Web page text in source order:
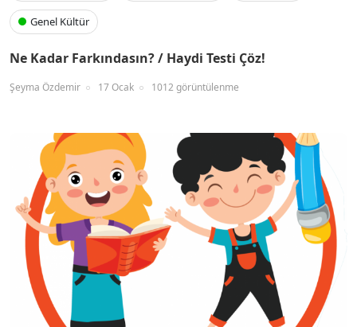
Genel Kültür
Ne Kadar Farkındasın? / Haydi Testi Çöz!
Şeyma Özdemir 17 Ocak 1012 görüntülenme